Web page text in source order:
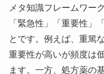
メタ知識フレームワー
「緊急性」「重要性」
とです。例えば、重篤
重要性が高いが頻度は
ます。一方、処方薬の